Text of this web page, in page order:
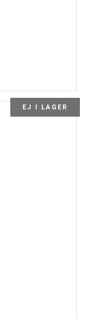
EJ I LAGER